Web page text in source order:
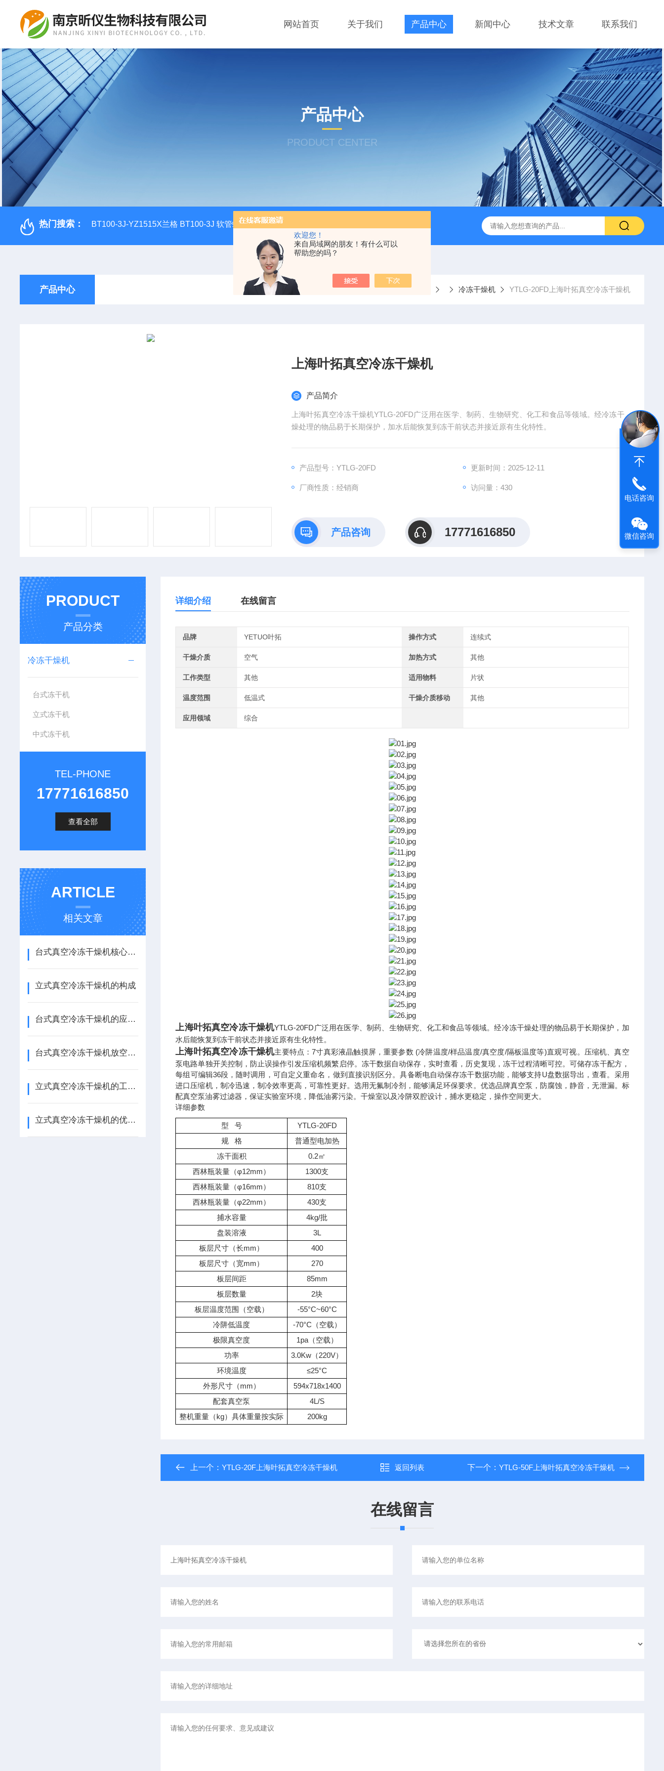
欢迎您！
来自局域网的朋友！有什么可以
帮助您的吗？
网站首页 关于我们 产品中心 新闻中心 技术文章 联系我们
产品中心
PRODUCT CENTER
热门搜索： BT100-3J-YZ1515X兰格 BT100-3J 软管蠕动泵 LDS-1G上海青浦绿洲粮食谷物水分测定仪 叶拓 MGC-1000P 恒温恒湿光照培养箱 LRH-300DB叶拓
产品中心 当前位置： 首页 产品中心 冷冻干燥机 YTLG-20FD上海叶拓真空冷冻干燥机
上海叶拓真空冷冻干燥机
产品简介
上海叶拓真空冷冻干燥机YTLG-20FD广泛用在医学、制药、生物研究、化工和食品等领域。经冷冻干
燥处理的物品易于长期保护，加水后能恢复到冻干前状态并接近原有生化特性。
产品型号：YTLG-20FD 更新时间：2025-12-11
厂商性质：经销商 访问量：430
产品咨询 17771616850
PRODUCT
产品分类
冷冻干燥机
台式冻干机
立式冻干机
中式冻干机
TEL-PHONE
17771616850
查看全部
ARTICLE
相关文章
台式真空冷冻干燥机核心技术优势与性能特点
立式真空冷冻干燥机的构成
台式真空冷冻干燥机的应用领域你知道吗？
台式真空冷冻干燥机放空过程中的安全与维护指南
立式真空冷冻干燥机的工作原理介绍
立式真空冷冻干燥机的优点与使用注意事项
详细介绍 在线留言
品牌 YETUO叶拓 操作方式 连续式
干燥介质 空气 加热方式 其他
工作类型 其他 适用物料 片状
温度范围 低温式 干燥介质移动 其他
应用领域 综合
上海叶拓真空冷冻干燥机YTLG-20FD广泛用在医学、制药、生物研究、化工和食品等领域。经冷冻干燥处理的物品易于长期保护，加
水后能恢复到冻干前状态并接近原有生化特性。
上海叶拓真空冷冻干燥机主要特点：7寸真彩液晶触摸屏，重要参数 (冷阱温度/样品温度/真空度/隔板温度等)直观可视。压缩机、真空
泵电路单独开关控制，防止误操作引发压缩机频繁启停。冻干数据自动保存，实时查看，历史复现，冻干过程清晰可控。可储存冻干配方，
每组可编辑36段，随时调用，可自定义重命名，做到直接识别区分。具备断电自动保存冻干数据功能，能够支持U盘数据导出，查看。采用
进口压缩机，制冷迅速，制冷效率更高，可靠性更好。选用无氟制冷剂，能够满足环保要求。优选品牌真空泵，防腐蚀，静音，无泄漏。标
配真空泵油雾过滤器，保证实验室环境，降低油雾污染。干燥室以及冷阱双腔设计，捕水更稳定，操作空间更大。
详细参数
型 号
YTLG-20FD
规 格
普通型电加热
冻干面积
0.2㎡
西林瓶装量（φ12mm）
1300支
西林瓶装量（φ16mm）
810支
西林瓶装量（φ22mm）
430支
捕水容量
4kg/批
盘装溶液
3L
板层尺寸（长mm）
400
板层尺寸（宽mm）
270
板层间距
85mm
板层数量
2块
板层温度范围（空载）
-55°C~60°C
冷阱低温度
-70°C（空载）
极限真空度
1pa（空载）
功率
3.0Kw（220V）
环境温度
≤25°C
外形尺寸（mm）
594x718x1400
配套真空泵
4L/S
整机重量（kg）具体重量按实际
200kg
上一个：YTLG-20F上海叶拓真空冷冻干燥机 返回列表 下一个： YTLG-50F上海叶拓真空冷冻干燥机
在线留言
电话咨询
微信咨询